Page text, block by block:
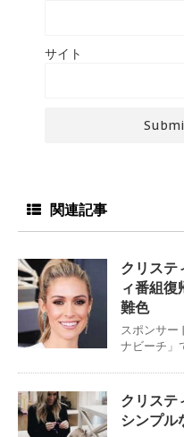
サイト
関連記事
クリステ
ィ番組
難色
スポンサー
ナビーチ」
クリステ
シンプル